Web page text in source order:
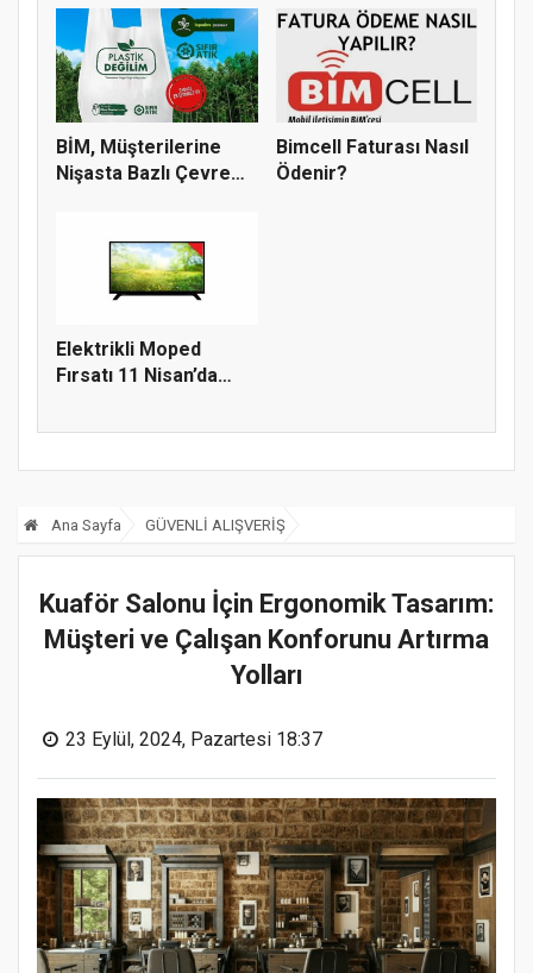
BİM, Müşterilerine
Nişasta Bazlı Çevre
Bimcell Faturası Nasıl
Ödenir?
Elektrikli Moped
Fırsatı 11 Nisan’da
Ana Sayfa GÜVENLİ ALIŞVERİŞ
Kuaför Salonu İçin Ergonomik Tasarım:
Müşteri ve Çalışan Konforunu Artırma
Yolları
23 Eylül, 2024, Pazartesi 18:37